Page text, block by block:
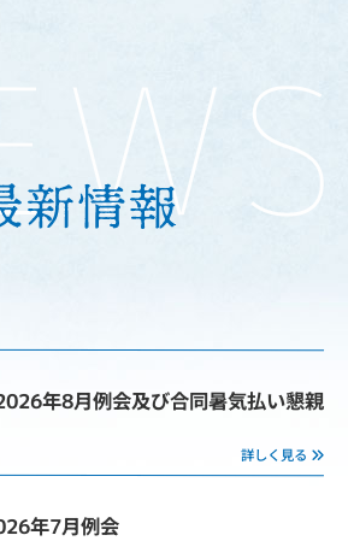
年8月例会及び合同暑気払い懇親
詳しく見る
年7月例会